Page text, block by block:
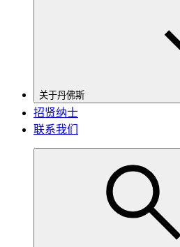
关于丹佛斯
招贤纳士
联系我们